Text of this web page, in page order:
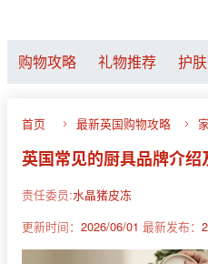
购物攻略 礼物推荐 护
首页 最新英国购物攻略
英国常见的厨具品牌介
责任委员:水晶猪皮冻
更新时间： 2026/06/01 最新发布：